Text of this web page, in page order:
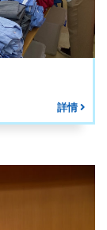
詳情